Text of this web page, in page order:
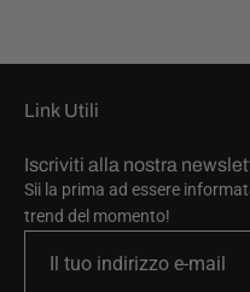
Link Utili
Iscriviti alla nostra
Sii la prima ad essere
trend del momento!